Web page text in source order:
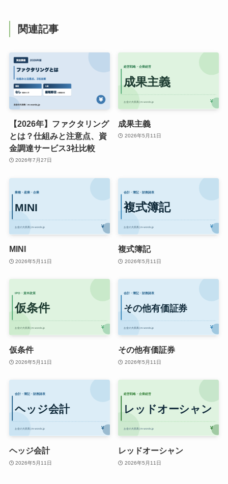
関連記事
【2026年】ファクタリング
とは？仕組みと注意点、資
金調達サービス3社比較
2026年7月27日
成果主義
2026年5月11日
MINI
2026年5月11日
複式簿記
2026年5月11日
仮条件
2026年5月11日
その他有価証券
2026年5月11日
ヘッジ会計
2026年5月11日
レッドオーシャン
2026年5月11日